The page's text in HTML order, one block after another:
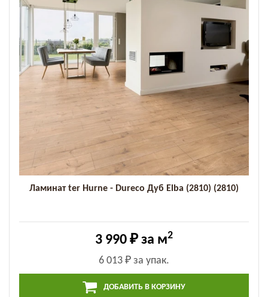
Ламинат ter Hurne - Dureco Дуб Elba (2810) (2810)
3 990 ₽ за м2
6 013 ₽ за упак.
ДОБАВИТЬ В КОРЗИНУ